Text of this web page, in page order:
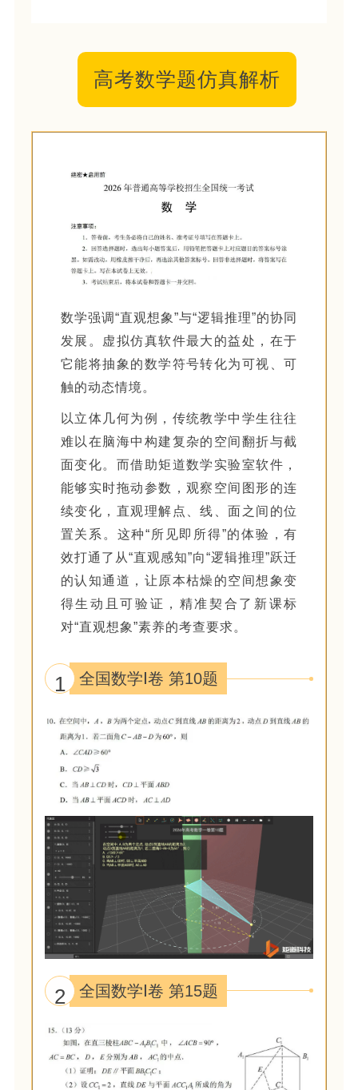
高考数学题仿真解析
数学强调“直观想象”与“逻辑推理”的协同
发展。虚拟仿真软件最大的益处，在于
它能将抽象的数学符号转化为可视、可
触的动态情境。
以立体几何为例，传统教学中学生往往
难以在脑海中构建复杂的空间翻折与截
面变化。而借助矩道数学实验室软件，
能够实时拖动参数，观察空间图形的连
续变化，直观理解点、线、面之间的位
置关系。这种“所见即所得”的体验，有
效打通了从“直观感知”向“逻辑推理”跃迁
的认知通道，让原本枯燥的空间想象变
得生动且可验证，精准契合了新课标
对“直观想象”素养的考查要求。
1 全国数学Ⅰ卷 第10题
2 全国数学Ⅰ卷 第15题